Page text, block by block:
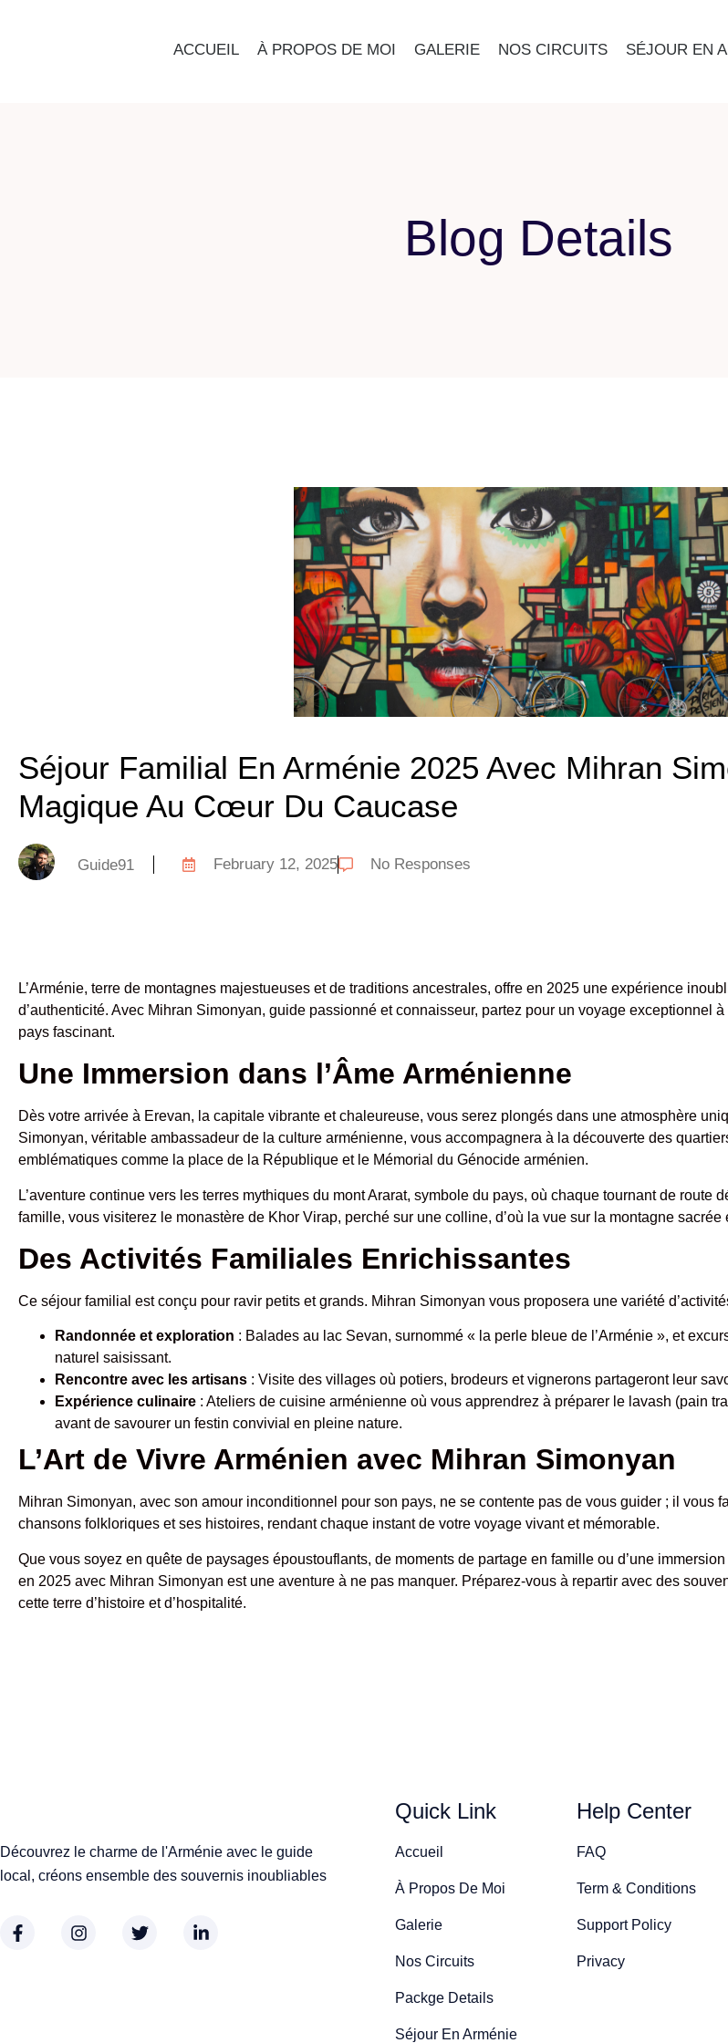
ACCUEIL À PROPOS DE MOI GALERIE NOS CIRCUITS SÉJOUR EN
Blog Details
Séjour Familial En Arménie 2025 Avec Mihran
Magique Au Cœur Du Caucase
Guide91 February 12, 2025 No Responses
L’Arménie, terre de montagnes majestueuses et de traditions ancestrales, offre en 2025 une expérience
d’authenticité. Avec Mihran Simonyan, guide passionné et connaisseur, partez pour un voyage exceptionnel
pays fascinant.
Une Immersion dans l’Âme Arménienne
Dès votre arrivée à Erevan, la capitale vibrante et chaleureuse, vous serez plongés dans une atmosphère
Simonyan, véritable ambassadeur de la culture arménienne, vous accompagnera à la découverte des
emblématiques comme la place de la République et le Mémorial du Génocide arménien.
L’aventure continue vers les terres mythiques du mont Ararat, symbole du pays, où chaque tournant de route
famille, vous visiterez le monastère de Khor Virap, perché sur une colline, d’où la vue sur la montagne sacrée
Des Activités Familiales Enrichissantes
Ce séjour familial est conçu pour ravir petits et grands. Mihran Simonyan vous proposera une variété
Randonnée et exploration : Balades au lac Sevan, surnommé « la perle bleue de l’Arménie », et
naturel saisissant.
Rencontre avec les artisans : Visite des villages où potiers, brodeurs et vignerons partageront leur
Expérience culinaire : Ateliers de cuisine arménienne où vous apprendrez à préparer le lavash (pain
avant de savourer un festin convivial en pleine nature.
L’Art de Vivre Arménien avec Mihran Simonyan
Mihran Simonyan, avec son amour inconditionnel pour son pays, ne se contente pas de vous guider ; il vous
chansons folkloriques et ses histoires, rendant chaque instant de votre voyage vivant et mémorable.
Que vous soyez en quête de paysages époustouflants, de moments de partage en famille ou d’une
en 2025 avec Mihran Simonyan est une aventure à ne pas manquer. Préparez-vous à repartir avec des
cette terre d’histoire et d’hospitalité.
Découvrez le charme de l'Arménie avec le guide
local, créons ensemble des souvernis inoubliables
Quick Link
Accueil
À Propos De Moi
Galerie
Nos Circuits
Packge Details
Séjour En Arménie
Help Center
FAQ
Term & Conditions
Support Policy
Privacy